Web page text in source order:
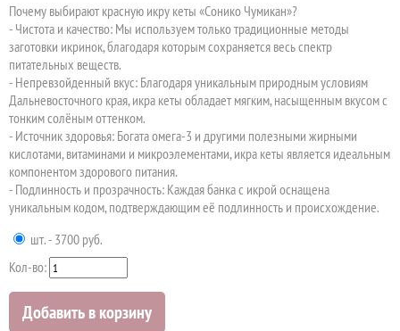
Почему выбирают красную икру кеты «Сонико Чумикан»?
- Чистота и качество: Мы используем только традиционные методы
заготовки икринок, благодаря которым сохраняется весь спектр
питательных веществ.
- Непревзойденный вкус: Благодаря уникальным природным условиям
Дальневосточного края, икра кеты обладает мягким, насыщенным вкусом с
тонким солёным оттенком.
- Источник здоровья: Богата омега-3 и другими полезными жирными
кислотами, витаминами и микроэлементами, икра кеты является идеальным
компонентом здорового питания.
- Подлинность и прозрачность: Каждая банка с икрой оснащена
уникальным кодом, подтверждающим её подлинность и происхождение.
шт. - 3700 руб.
Кол-во:
Добавить в корзину